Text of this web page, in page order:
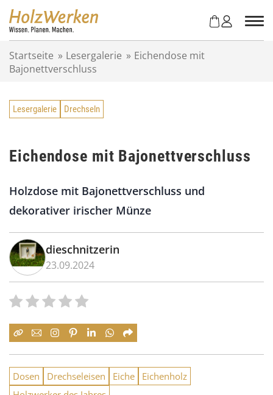
Startseite » Lesergalerie » Eichendose mit
Bajonettverschluss
Lesergalerie Drechseln
Eichendose mit Bajonettverschluss
Holzdose mit Bajonettverschluss und
dekorativer irischer Münze
dieschnitzerin
23.09.2024
Dosen Drechseleisen Eiche
Eichenholz